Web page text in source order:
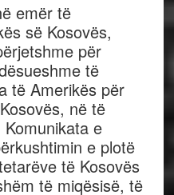
emër të
së Kosovës,
për
të
të Amerikës për
në të
e
e plotë
të Kosovës
të miqësisë, të